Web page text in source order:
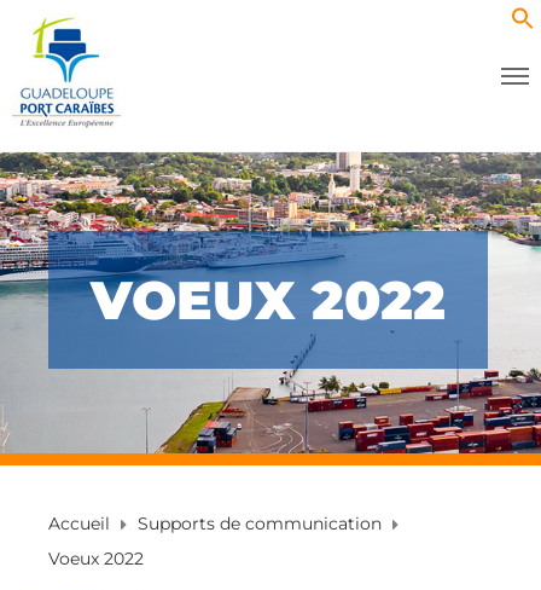
VOEUX 2022
Accueil
Supports de communication
Voeux 2022